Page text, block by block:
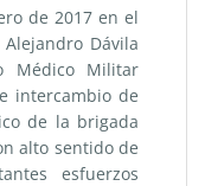
de 2017 en el
Dávila
Médico Militar
intercambio de
de la brigada
alto sentido de
esfuerzos